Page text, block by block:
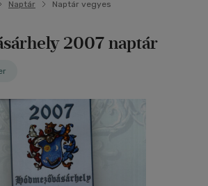
Naptár Naptár vegyes
2007 naptár